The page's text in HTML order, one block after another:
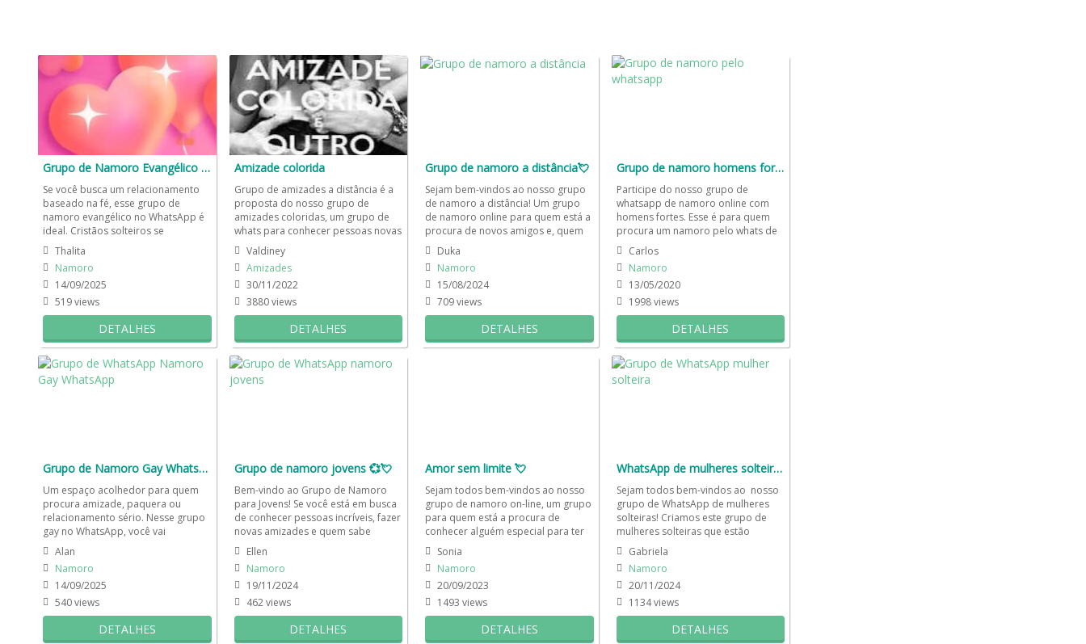
Grupo de Namoro Evangélico 🌹💌
Se você busca um relacionamento
baseado na fé, esse grupo de
namoro evangélico no WhatsApp é
ideal. Cristãos solteiros se
conectam para trocar mensagens...
Thalita
Namoro
14/09/2025
519 views
DETALHES
Amizade colorida
Grupo de amizades a distância é a
proposta do nosso grupo de
amizades coloridas, um grupo de
whats para conhecer pessoas novas
e, quem sabe, arranjar um...
Valdiney
Amizades
30/11/2022
3880 views
DETALHES
Grupo de namoro a distância💘
Sejam bem-vindos ao nosso grupo
de namoro a distância! Um grupo
de namoro online para quem está a
procura de novos amigos e, quem
sabe, encontrar um grande...
Duka
Namoro
15/08/2024
709 views
DETALHES
Grupo de namoro homens fortes
Participe do nosso grupo de
whatsapp de namoro online com
homens fortes. Esse é para quem
procura um namoro pelo whats de
forma segura e divertida. Nosso
grupo...
Carlos
Namoro
13/05/2020
1998 views
DETALHES
Grupo de Namoro Gay WhatsApp 🏳️‍🌈
Um espaço acolhedor para quem
procura amizade, paquera ou
relacionamento sério. Nesse grupo
gay no WhatsApp, você vai
encontrar pessoas de mente
aberta,...
Alan
Namoro
14/09/2025
540 views
DETALHES
Grupo de namoro jovens 💞💘
Bem-vindo ao Grupo de Namoro
para Jovens! Se você está em busca
de conhecer pessoas incríveis, fazer
novas amizades e quem sabe
encontrar aquele alguém...
Ellen
Namoro
19/11/2024
462 views
DETALHES
Amor sem limite 💘
Sejam todos bem-vindos ao nosso
grupo de namoro on-line, um grupo
para quem está a procura de
conhecer alguém especial para ter
bons momentos a dois. Somos um...
Sonia
Namoro
20/09/2023
1493 views
DETALHES
WhatsApp de mulheres solteiras💄👄
Sejam todos bem-vindos ao nosso
grupo de WhatsApp de mulheres
solteiras! Criamos este grupo de
mulheres solteiras que estão
dispostas a fazer novas amizades...
Gabriela
Namoro
20/11/2024
1134 views
DETALHES